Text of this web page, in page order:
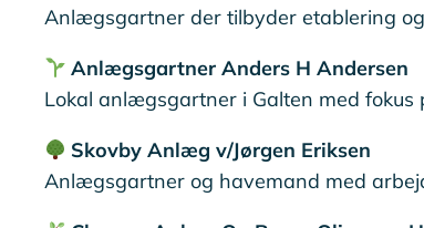
Anlægsgartner der tilbyder etablering
Anlægsgartner Anders H Andersen
Lokal anlægsgartner i Galten med
Skovby Anlæg v/Jørgen Eriksen
Anlægsgartner og havemand med